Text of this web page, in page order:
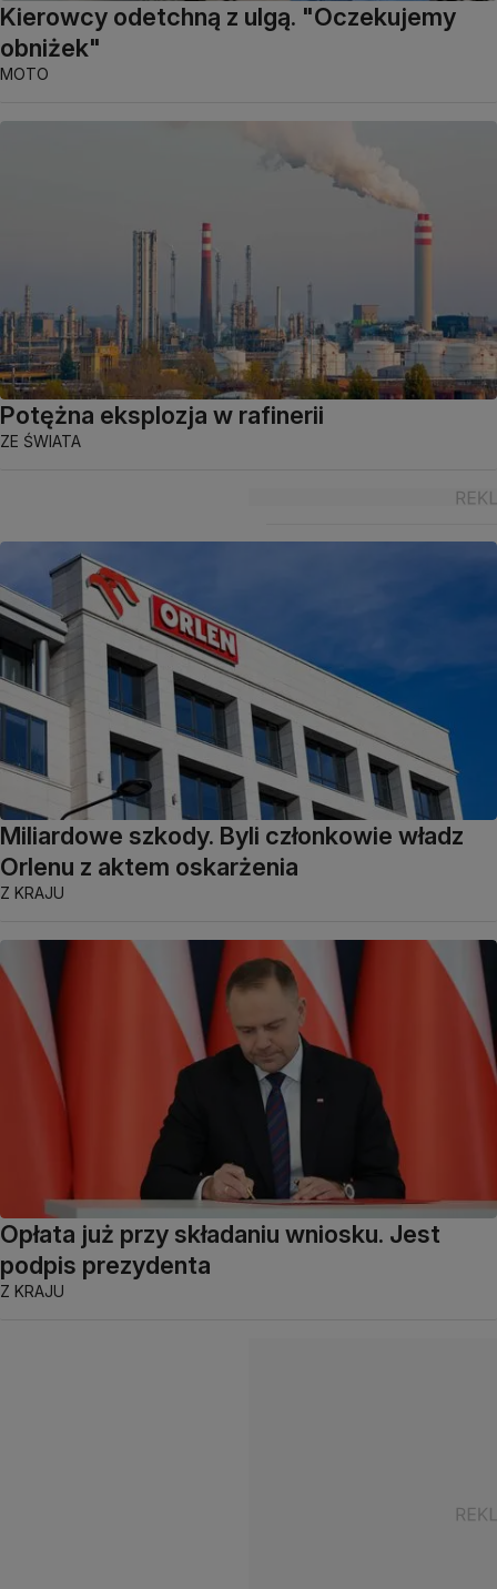
Kierowcy odetchną z ulgą. "Oczekujemy
obniżek"
MOTO
Potężna eksplozja w rafinerii
ZE ŚWIATA
Miliardowe szkody. Byli członkowie władz
Orlenu z aktem oskarżenia
Z KRAJU
Opłata już przy składaniu wniosku. Jest
podpis prezydenta
Z KRAJU